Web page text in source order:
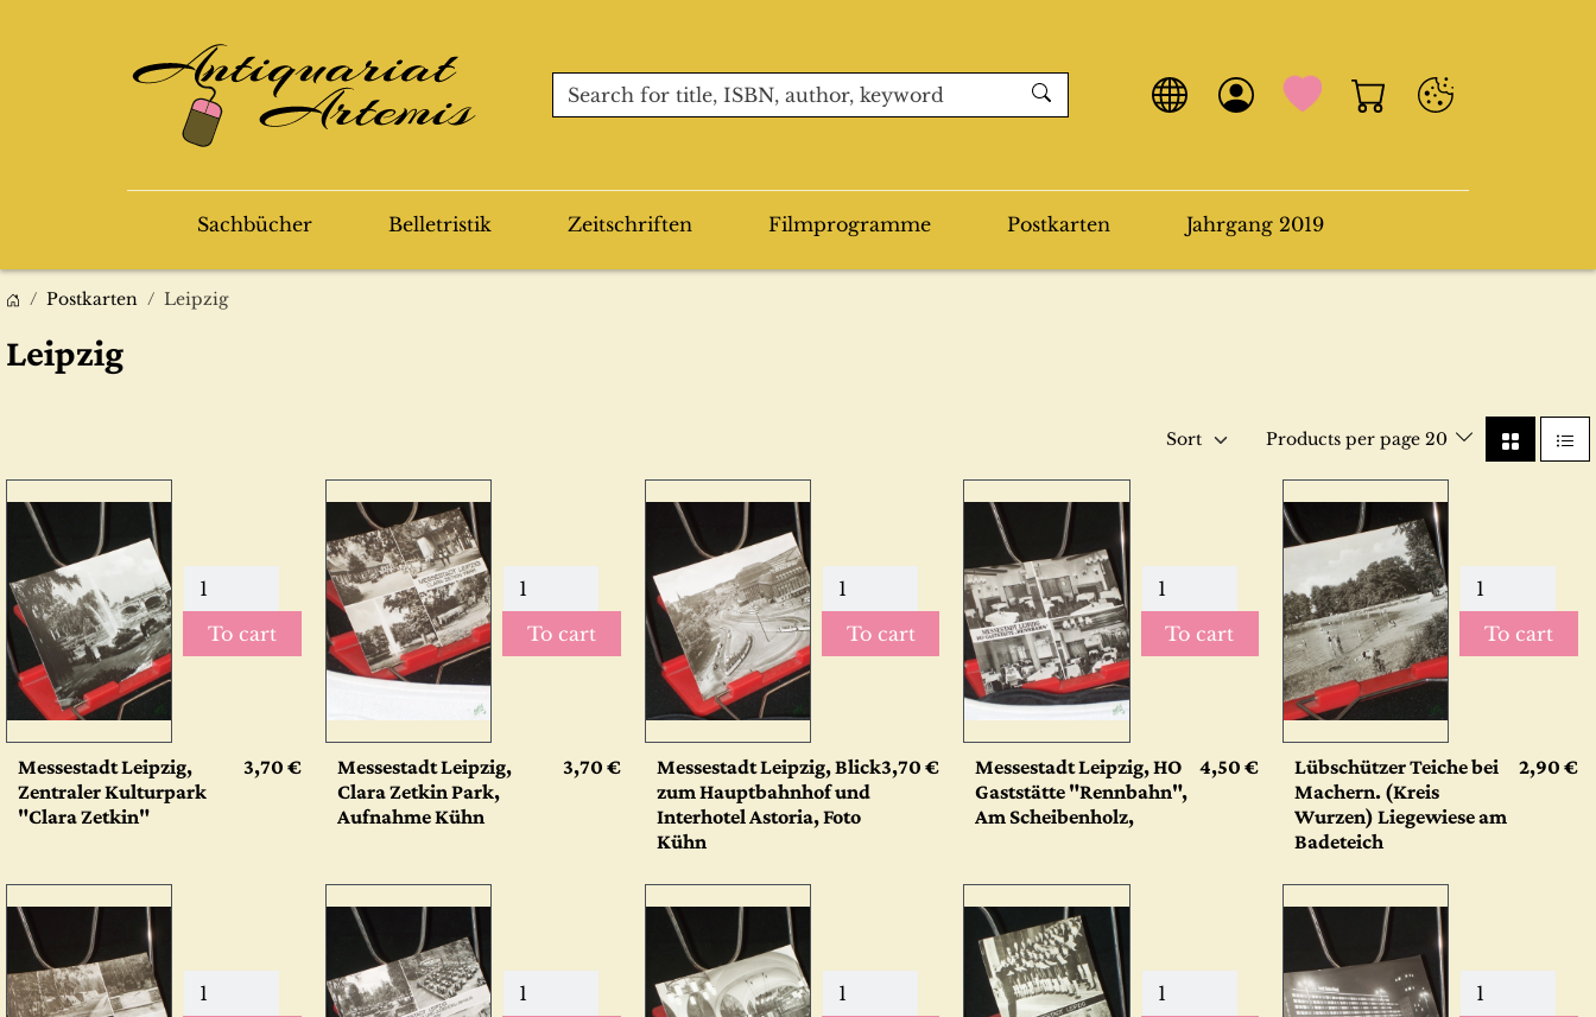
Sachbücher Belletristik Zeitschriften Filmprogramme Postkarten Jahrgang 2019
Postkarten Leipzig
Leipzig
Sort Products per page 20
To cart
Messestadt Leipzig,
Zentraler Kulturpark
"Clara Zetkin"
3,70 €
To cart
Messestadt Leipzig,
Clara Zetkin Park,
Aufnahme Kühn
3,70 €
To cart
Messestadt Leipzig, Blick
zum Hauptbahnhof und
Interhotel Astoria, Foto
Kühn
3,70 €
To cart
Messestadt Leipzig, HO
Gaststätte "Rennbahn",
Am Scheibenholz,
4,50 €
To cart
Lübschützer Teiche bei
Machern. (Kreis
Wurzen) Liegewiese am
Badeteich
2,90 €